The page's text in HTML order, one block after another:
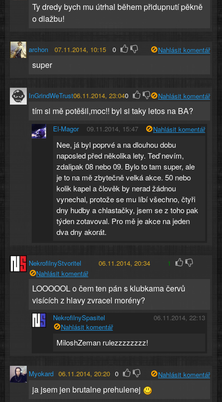
Ty dredy bych mu útrhal během přidupnutí pěkně
o dlažbu!
archon 07.11.2014, 10:15 0 Nahlásit komentář
super
InGrindWeTrust06.11.2014, 23:040 Nahlásit komentář
tím si mě potěšil,moc!! byl si taky letos na BA?
El-Magor 09.11.2014, 15:47 Nahlásit komentář
Nee, já byl poprvé a na dlouhou dobu
naposled před několika lety. Teď nevím,
zdalipak 08 nebo 09. Bylo to tam super, ale
je to na mě zbytečně velká akce. 50 nebo
kolik kapel a člověk by nerad žádnou
vynechal, protože se mu líbí všechno, čtyři
dny hudby a chlastačky, jsem se z toho pak
týden zotavoval. Pro mě je akce na jeden
dva dny akorát.
NekrofilnyStvoritel 06.11.2014, 20:34
1
Nahlásit komentář
LOOOOOL o čem ten pán s klubkama červů
visících z hlavy zvracel morény?
NekrofilnySpasitel
06.11.2014, 22:13
Nahlásit komentář
MiloshZeman rulezzzzzzzz!
Myokard 06.11.2014, 20:20 0 Nahlásit komentář
ja jsem jen brutalne prehulenej